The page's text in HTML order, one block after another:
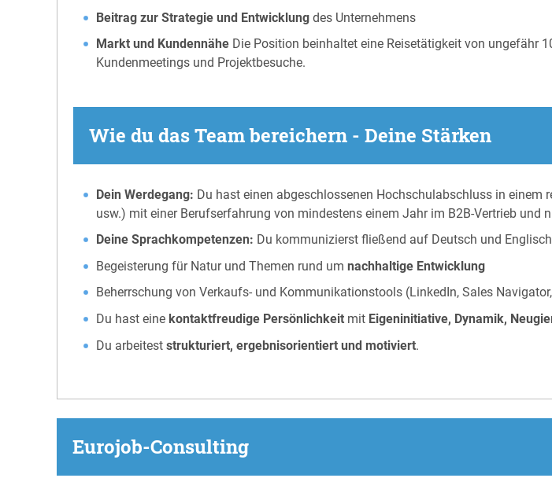
Beitrag zur Strategie und Entwicklung des Unternehmens
Markt und Kundennähe Die Position beinhaltet eine Reisetätigkeit von ungefähr
Kundenmeetings und Projektbesuche.
Wie du das Team bereichern - Deine Stärken
Dein Werdegang: Du hast einen abgeschlossenen Hochschulabschluss in
usw.) mit einer Berufserfahrung von mindestens einem Jahr im B2B-Vertrieb und
Deine Sprachkompetenzen: Du kommunizierst fließend auf Deutsch und
Begeisterung für Natur und Themen rund umnachhaltige Entwicklung
Beherrschung von Verkaufs- und Kommunikationstools (LinkedIn, Sales
Du hast eine kontaktfreudige Persönlichkeit mit Eigeninitiative, Dynamik,
Du arbeiteststrukturiert, ergebnisorientiert und motiviert.
Eurojob-Consulting